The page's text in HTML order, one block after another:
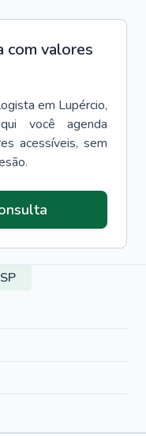
com valores
em Lupércio,
você agenda
acessíveis, sem